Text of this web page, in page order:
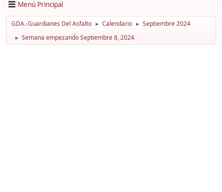
Menú Principal
GDA.-Guardianes Del Asfalto ► Calendario ► Septiembre 2024
► Semana empezando Septiembre 8, 2024